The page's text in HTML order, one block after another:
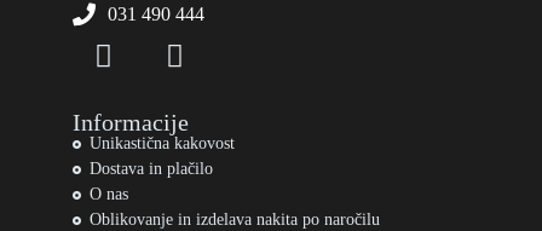
031 490 444
Informacije
Unikastična kakovost
Dostava in plačilo
O nas
Oblikovanje in izdelava nakita po naročilu